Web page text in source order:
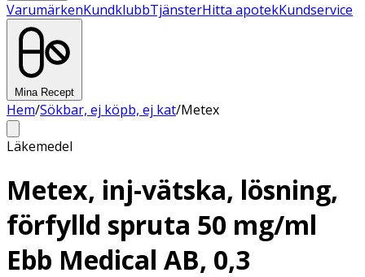
VarumärkenKundklubbTjänsterHitta apotekKundservice
Mina Recept
Hem/Sökbar, ej köpb, ej kat/Metex
Läkemedel
Metex, inj-vätska, lösning,
förfylld spruta 50 mg/ml
Ebb Medical AB, 0,3